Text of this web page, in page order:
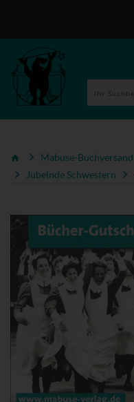
Mabuse-Buchversand
Jubelnde Schwestern